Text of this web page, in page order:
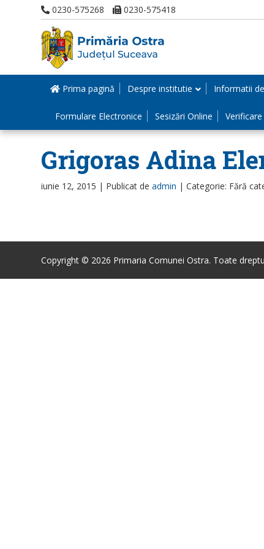
0230-575268 0230-575418
Prima pagină Despre institutie Informatii
Formulare Electronice Sesizări Online
Grigoras Adina
iunie 12, 2015 | Publicat de admin | Categorie: Fără
Copyright © 2026 Primaria Comunei Ostra. Toate